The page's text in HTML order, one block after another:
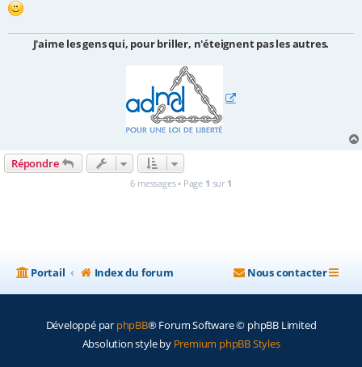
J'aime les gens qui, pour briller, n'éteignent pas les autres.
Répondre
6 messages • Page 1 sur 1
Portail Index du forum Nous contacter
Développé par phpBB® Forum Software © phpBB Limited
Absolution style by Premium phpBB Styles